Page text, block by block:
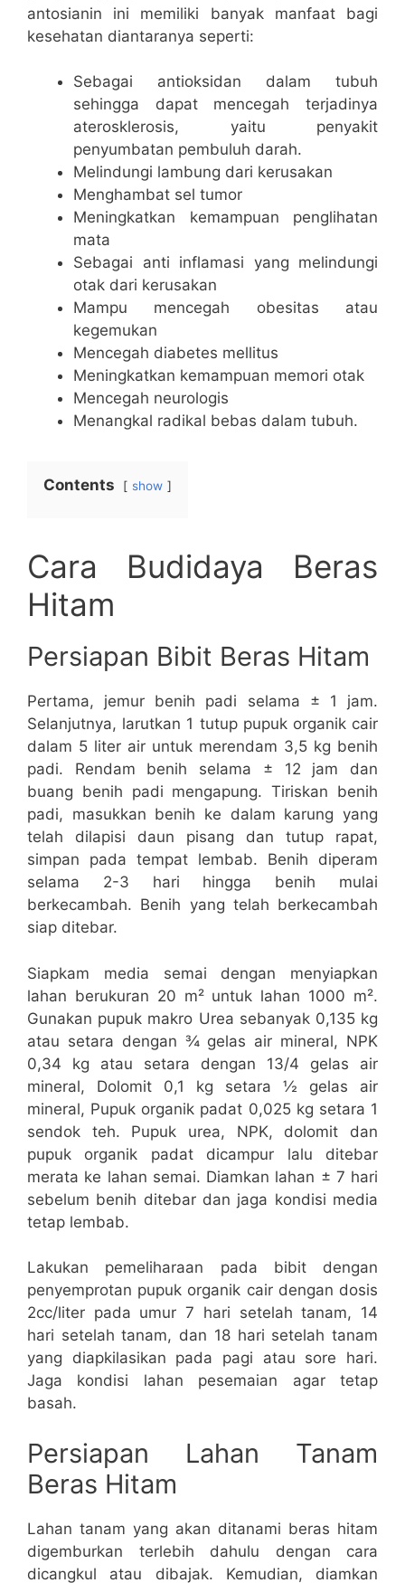
antosianin ini memiliki banyak manfaat bagi
kesehatan diantaranya seperti:
Sebagai antioksidan dalam tubuh
sehingga dapat mencegah terjadinya
aterosklerosis, yaitu penyakit
penyumbatan pembuluh darah.
Melindungi lambung dari kerusakan
Menghambat sel tumor
Meningkatkan kemampuan penglihatan
mata
Sebagai anti inflamasi yang melindungi
otak dari kerusakan
Mampu mencegah obesitas atau
kegemukan
Mencegah diabetes mellitus
Meningkatkan kemampuan memori otak
Mencegah neurologis
Menangkal radikal bebas dalam tubuh.
Contents show
Cara Budidaya Beras
Hitam
Persiapan Bibit Beras Hitam
Pertama, jemur benih padi selama ± 1 jam.
Selanjutnya, larutkan 1 tutup pupuk organik cair
dalam 5 liter air untuk merendam 3,5 kg benih
padi. Rendam benih selama ± 12 jam dan
buang benih padi mengapung. Tiriskan benih
padi, masukkan benih ke dalam karung yang
telah dilapisi daun pisang dan tutup rapat,
simpan pada tempat lembab. Benih diperam
selama 2-3 hari hingga benih mulai
berkecambah. Benih yang telah berkecambah
siap ditebar.
Siapkam media semai dengan menyiapkan
lahan berukuran 20 m² untuk lahan 1000 m².
Gunakan pupuk makro Urea sebanyak 0,135 kg
atau setara dengan ¾ gelas air mineral, NPK
0,34 kg atau setara dengan 13/4 gelas air
mineral, Dolomit 0,1 kg setara ½ gelas air
mineral, Pupuk organik padat 0,025 kg setara 1
sendok teh. Pupuk urea, NPK, dolomit dan
pupuk organik padat dicampur lalu ditebar
merata ke lahan semai. Diamkan lahan ± 7 hari
sebelum benih ditebar dan jaga kondisi media
tetap lembab.
Lakukan pemeliharaan pada bibit dengan
penyemprotan pupuk organik cair dengan dosis
2cc/liter pada umur 7 hari setelah tanam, 14
hari setelah tanam, dan 18 hari setelah tanam
yang diapkilasikan pada pagi atau sore hari.
Jaga kondisi lahan pesemaian agar tetap
basah.
Persiapan Lahan Tanam
Beras Hitam
Lahan tanam yang akan ditanami beras hitam
digemburkan terlebih dahulu dengan cara
dicangkul atau dibajak. Kemudian, diamkan